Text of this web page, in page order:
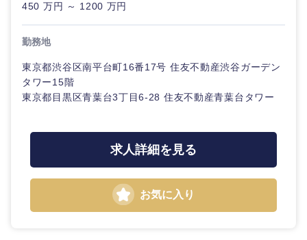
450 万円 ～ 1200 万円
勤務地
東京都渋谷区南平台町16番17号 住友不動産渋谷ガーデン
タワー15階
東京都目黒区青葉台3丁目6-28 住友不動産青葉台タワー
求人詳細を見る
お気に入り